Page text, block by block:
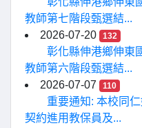
教師第七階段甄選結...
2026-07-20
132
彰化縣伸港鄉伸東
教師第六階段甄選結...
2026-07-07
110
重要通知: 本校同
契約進用教保員及...